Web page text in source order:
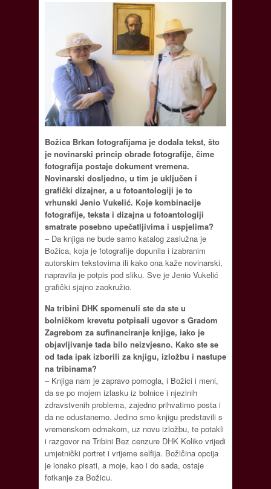
Božica Brkan fotografijama je dodala tekst, što
je novinarski princip obrade fotografije, čime
fotografija postaje dokument vremena.
Novinarski dosljedno, u tim je uključen i
grafički dizajner, a u fotoantologiji je to
vrhunski Jenio Vukelić. Koje kombinacije
fotografije, teksta i dizajna u fotoantologiji
smatrate posebno upečatljivima i uspjelima?
– Da knjiga ne bude samo katalog zaslužna je
Božica, koja je fotografije dopunila i izabranim
autorskim tekstovima ili kako ona kaže novinarski,
napravila je potpis pod sliku. Sve je Jenio Vukelić
grafički sjajno zaokružio.
Na tribini DHK spomenuli ste da ste u
bolničkom krevetu potpisali ugovor s Gradom
Zagrebom za sufinanciranje knjige, iako je
objavljivanje tada bilo neizvjesno. Kako ste se
od tada ipak izborili za knjigu, izložbu i nastupe
na tribinama?
– Knjiga nam je zapravo pomogla, i Božici i meni,
da se po mojem izlasku iz bolnice i njezinih
zdravstvenih problema, zajedno prihvatimo posta i
da ne odustanemo. Jedino smo knjigu predstavili s
vremenskom odmakom, uz novu izložbu, te potakli
i razgovor na Tribini Bez cenzure DHK Koliko vrijedi
umjetnički portret i vrijeme selfija. Božičina opcija
je ionako pisati, a moje, kao i do sada, ostaje
fotkanje za Božicu.